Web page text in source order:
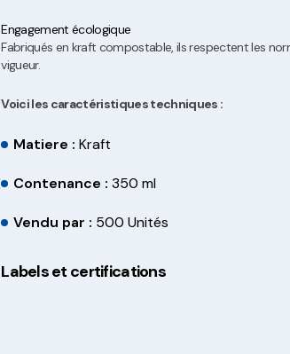
Engagement écologique
Fabriqués en kraft compostable, ils respectent les
vigueur.
Voici les caractéristiques techniques :
Matiere :Kraft
Contenance :350 ml
Vendu par : 500 Unités
Labels et certifications